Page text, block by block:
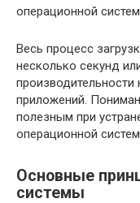
операционной
Весь процесс
несколько секунд
приложений.
полезным при
операционной
Основные
системы